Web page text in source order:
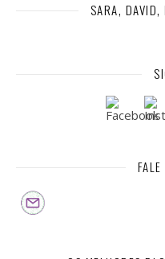
SARA, DAVID,